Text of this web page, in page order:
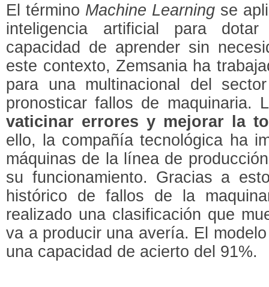
El término Machine Learningse
inteligencia artificial para
capacidad de aprender sin
este contexto, Zemsania ha
para una multinacional del
pronosticar fallos de maquinaria.
vaticinar errores y mejorar la
ello, la compañía tecnológica ha
máquinas de la línea de
su funcionamiento. Gracias a
histórico de fallos de la
realizado una clasificación que
va a producir una avería. El
una capacidad de acierto del 91%.